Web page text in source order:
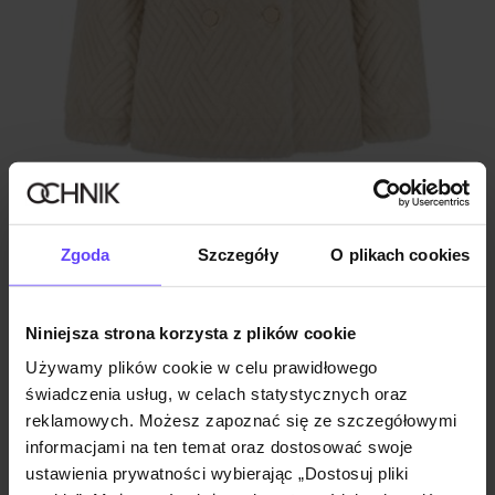
Zgoda Szczegóły O plikach cookies
Niniejsza strona korzysta z plików cookie
Używamy plików cookie w celu prawidłowego
świadczenia usług, w celach statystycznych oraz
reklamowych. Możesz zapoznać się ze szczegółowymi
informacjami na ten temat oraz dostosować swoje
ustawienia prywatności wybierając „Dostosuj pliki
Beżowe krótkie futro damskie
4.9 (15)